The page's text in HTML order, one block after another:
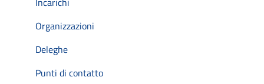
Organizzazioni
Deleghe
Punti di contatto